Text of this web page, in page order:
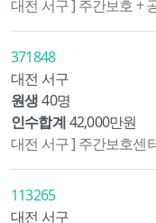
대전 서구 ] 주간보호 +
371848
대전 서구
원생 40명
인수합계42,000만원
대전 서구 ] 주간보호센
113265
대전 서구